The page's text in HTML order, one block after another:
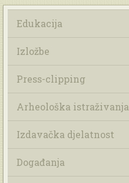
Edukacija
Izložbe
Press-clipping
Arheološka istraživanja
Izdavačka djelatnost
Događanja